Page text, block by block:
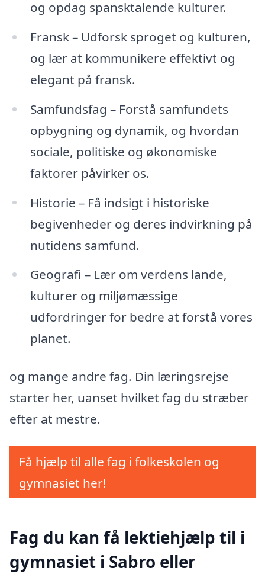
og opdag spansktalende kulturer.
Fransk – Udforsk sproget og kulturen,
og lær at kommunikere effektivt og
elegant på fransk.
Samfundsfag – Forstå samfundets
opbygning og dynamik, og hvordan
sociale, politiske og økonomiske
faktorer påvirker os.
Historie – Få indsigt i historiske
begivenheder og deres indvirkning på
nutidens samfund.
Geografi – Lær om verdens lande,
kulturer og miljømæssige
udfordringer for bedre at forstå vores
planet.
og mange andre fag. Din læringsrejse
starter her, uanset hvilket fag du stræber
efter at mestre.
Få hjælp til alle fag i folkeskolen og
gymnasiet her!
Fag du kan få lektiehjælp til i
gymnasiet i Sabro eller